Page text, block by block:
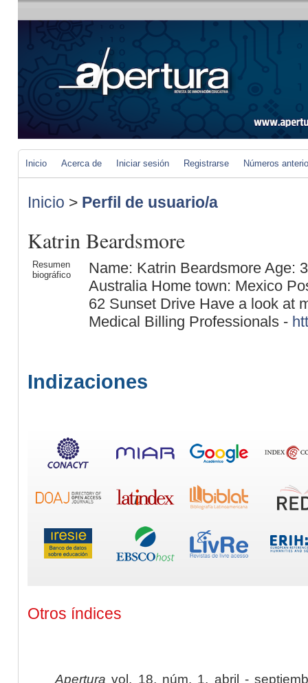
Inicio Acerca de Iniciar sesión Registrarse Números
Inicio > Perfil de usuario/a
Katrin Beardsmore
Resumen
biográfico
Name: Katrin Beardsmore Age:
Australia Home town: Mexico
62 Sunset Drive Have a look at
Medical Billing Professionals -
Indizaciones
Otros índices
Apertura vol. 18, núm. 1, abril -